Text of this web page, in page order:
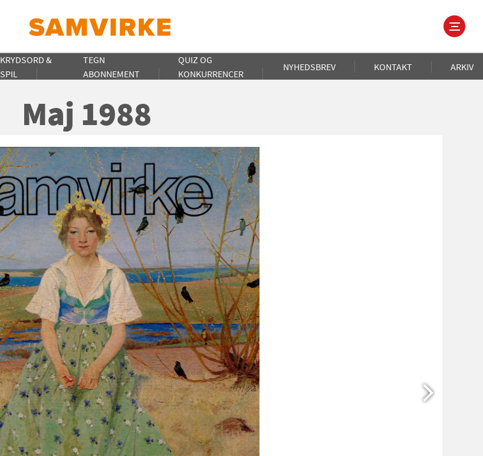
KRYDSORD &
SPIL
TEGN
ABONNEMENT
QUIZ OG
KONKURRENCER
NYHEDSBREV KONTAKT ARKIV
Maj 1988